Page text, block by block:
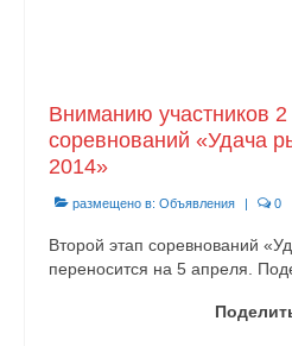
Вниманию участников 2
соревнований «Удача
2014»
размещено в: Объявления | 0
Второй этап соревнований
переносится на 5 апреля.